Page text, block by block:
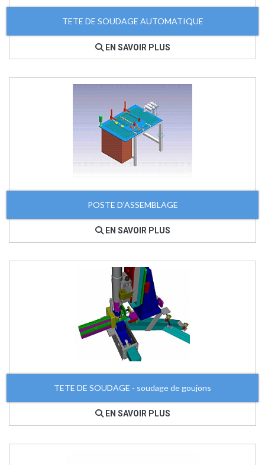
TETE DE SOUDAGE AUTOMATIQUE
EN SAVOIR PLUS
POSTE D'ASSEMBLAGE
EN SAVOIR PLUS
TETE DE SOUDAGE - soudage de goujons
EN SAVOIR PLUS